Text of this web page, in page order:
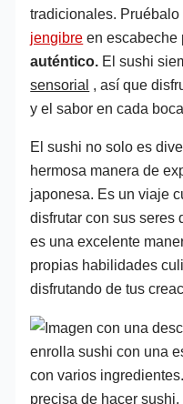
tradicionales.
jengibre en
auténtico. El sushi
sensorial , así que
y el sabor en cada
El sushi no solo es
hermosa manera de
japonesa. Es un viaje
disfrutar con sus seres
es una excelente
propias habilidades
disfrutando de tus